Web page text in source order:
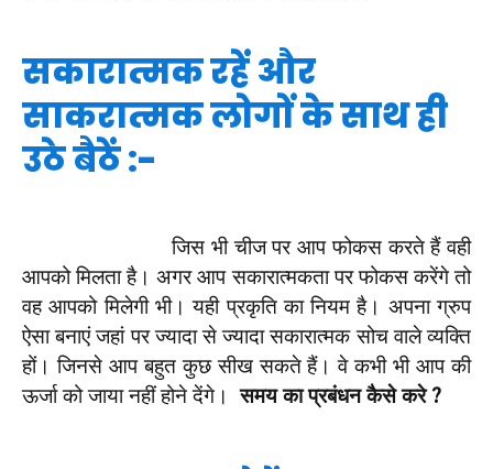
सकारात्मक रहें और
साकरात्मक लोगों के साथ ही
उठे बैठें :-
जिस भी चीज पर आप फोकस करते हैं वही
आपको मिलता है। अगर आप सकारात्मकता पर फोकस करेंगे तो
वह आपको मिलेगी भी। यही प्रकृति का नियम है। अपना ग्रुप
ऐसा बनाएं जहां पर ज्यादा से ज्यादा सकारात्मक सोच वाले व्यक्ति
हों। जिनसे आप बहुत कुछ सीख सकते हैं। वे कभी भी आप की
ऊर्जा को जाया नहीं होने देंगे।समय का प्रबंधन कैसे करे ?